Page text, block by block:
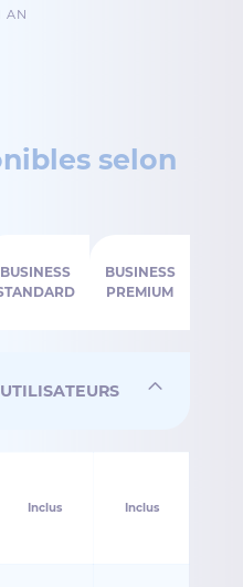
AN
selon
BUSINESS
BUSINESS
PREMIUM
Inclus Inclus